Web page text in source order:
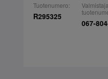
Tuotenumero:
R295325
067-